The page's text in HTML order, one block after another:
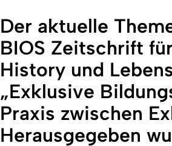
Der aktuelle
BIOS Zeitschrift
History und
„Exklusive
Praxis zwischen
Herausgegeben